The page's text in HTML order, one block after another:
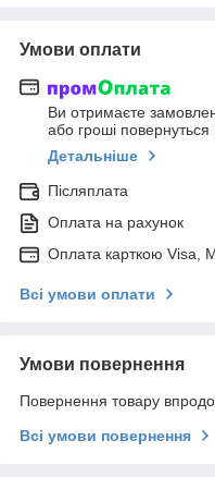
Умови оплати
Ви отримаєте
або гроші
Детальніше
Післяплата
Оплата на рахунок
Оплата карткою Visa,
Всі умови оплати
Умови повернення
Повернення товару
Всі умови повернення